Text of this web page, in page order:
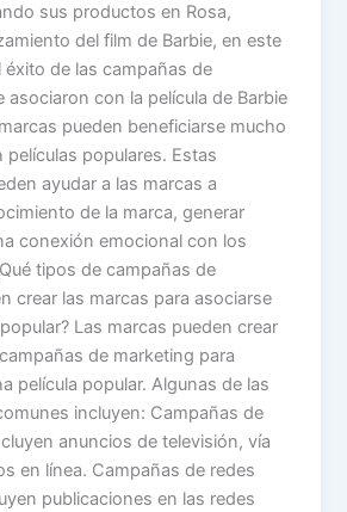
sus productos en Rosa,
del film de Barbie, en este
éxito de las campañas de
asociaron con la película de Barbie
pueden beneficiarse mucho
películas populares. Estas
ayudar a las marcas a
de la marca, generar
conexión emocional con los
tipos de campañas de
crear las marcas para asociarse
Las marcas pueden crear
de marketing para
película popular. Algunas de las
incluyen: Campañas de
anuncios de televisión, vía
en línea. Campañas de redes
publicaciones en las redes